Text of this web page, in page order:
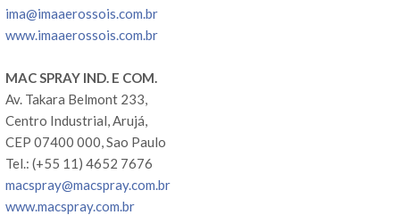
ima@imaaerossois.com.br
www.imaaerossois.com.br
MAC SPRAY IND. E COM.
Av. Takara Belmont 233,
Centro Industrial, Arujá,
CEP 07400 000, Sao Paulo
Tel.: (+55 11) 4652 7676
macspray@macspray.com.br
www.macspray.com.br